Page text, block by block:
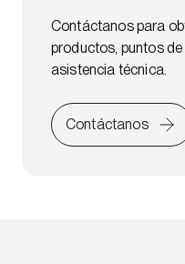
Contáctanos para
productos, puntos
asistencia técnica.
Contáctanos